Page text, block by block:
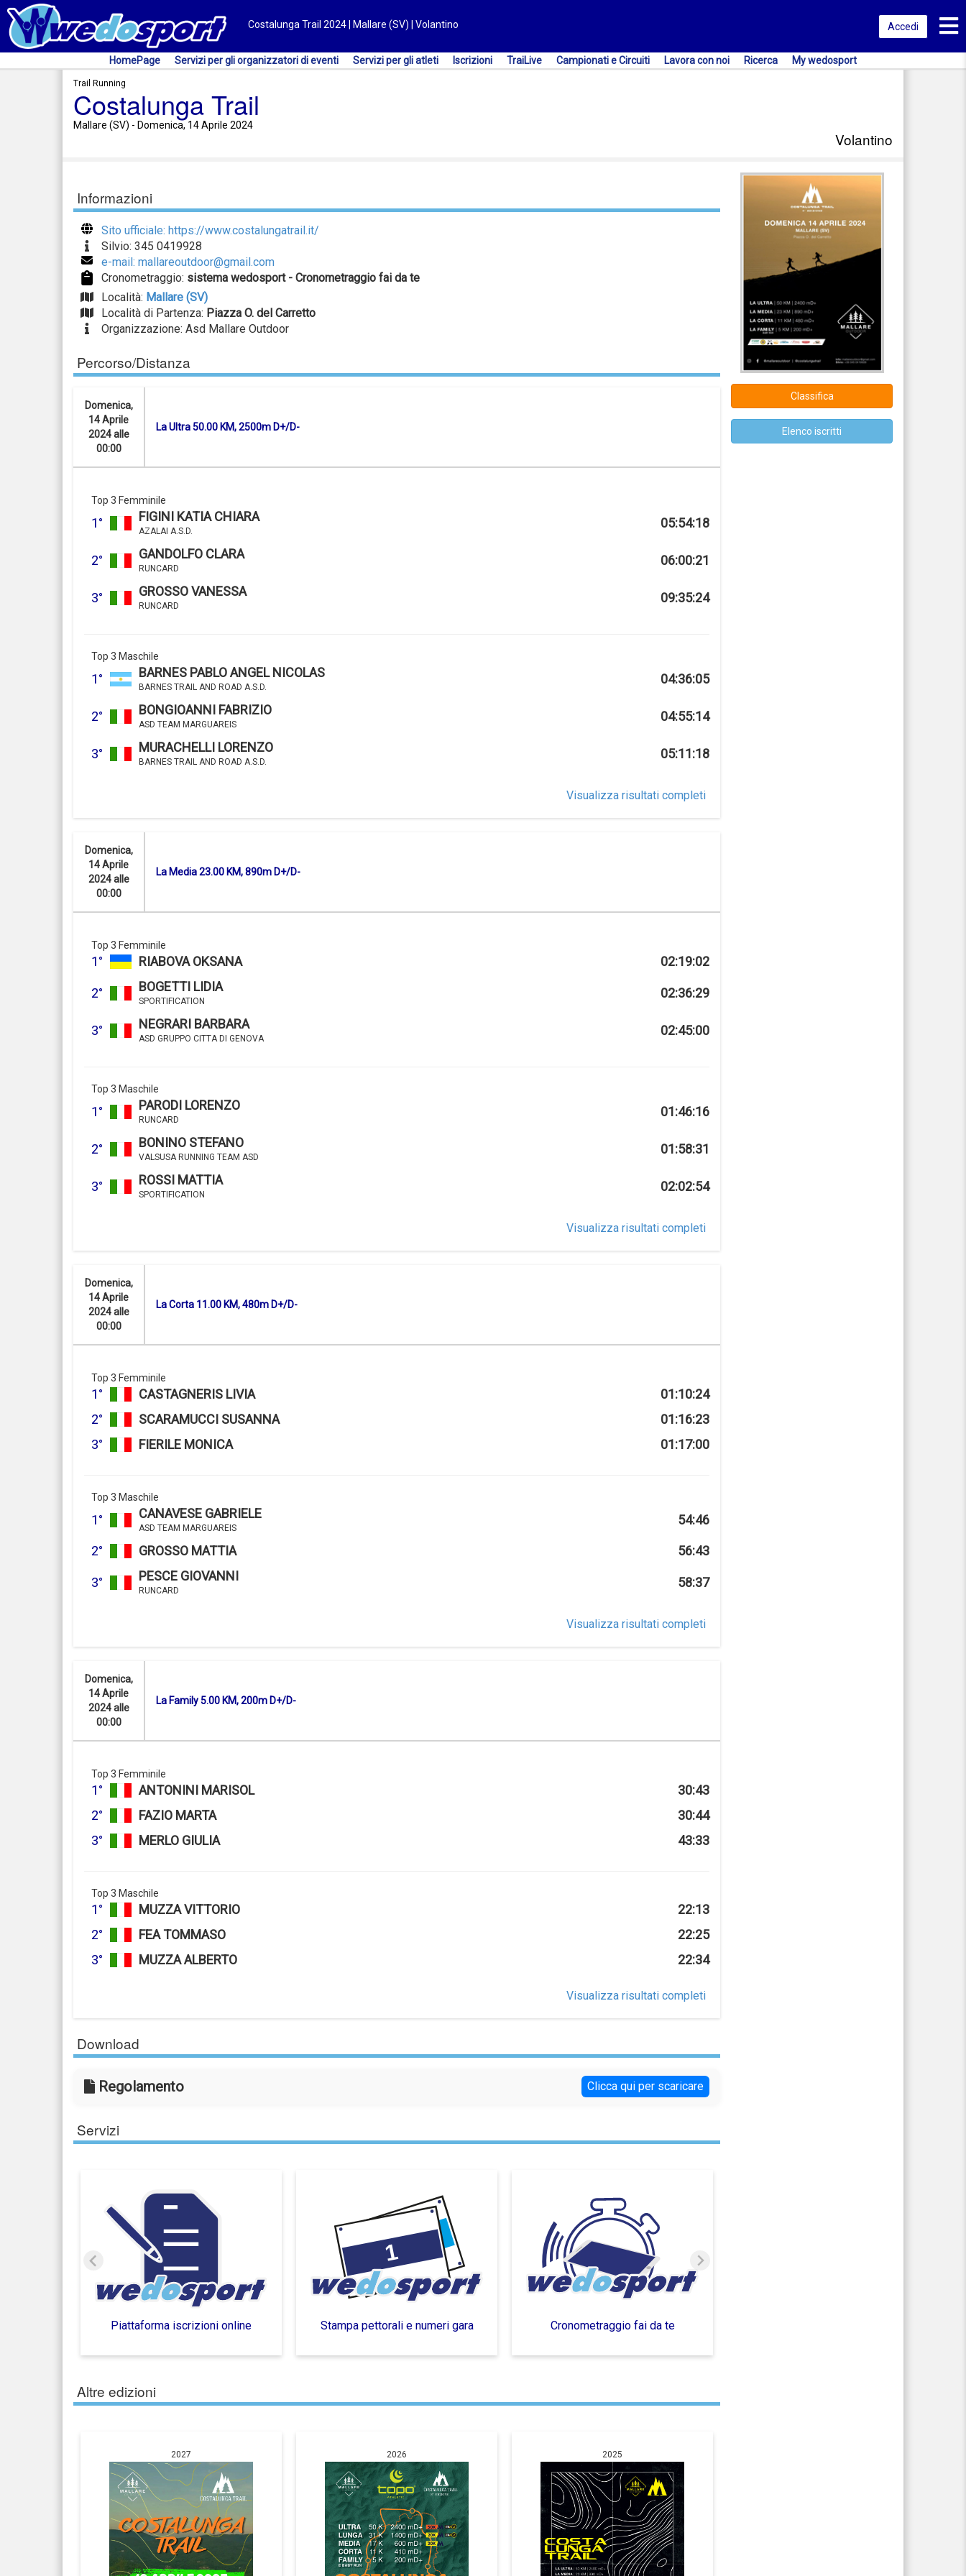
Costalunga Trail 2024 | Mallare (SV) | Volantino Accedi
HomePage Servizi per gli organizzatori di eventi Servizi per gli atleti Iscrizioni TraiLive Campionati e Circuiti Lavora con noi Ricerca My wedosport
Trail Running
Costalunga Trail
Mallare (SV) - Domenica, 14 Aprile 2024
Volantino
Informazioni
Sito ufficiale: https://www.costalungatrail.it/
Silvio: 345 0419928
e-mail: mallareoutdoor@gmail.com
Cronometraggio: sistema wedosport - Cronometraggio fai da te
Località: Mallare (SV)
Località di Partenza: Piazza O. del Carretto
Organizzazione: Asd Mallare Outdoor
Percorso/Distanza
Domenica,
14 Aprile
2024 alle
00:00
La Ultra 50.00 KM, 2500m D+/D-
Top 3 Femminile
1° FIGINI KATIA CHIARA
AZALAI A.S.D.
05:54:18
2° GANDOLFO CLARA
RUNCARD
06:00:21
3° GROSSO VANESSA
RUNCARD
09:35:24
Top 3 Maschile
1° BARNES PABLO ANGEL NICOLAS
BARNES TRAIL AND ROAD A.S.D.
04:36:05
2° BONGIOANNI FABRIZIO
ASD TEAM MARGUAREIS
04:55:14
3° MURACHELLI LORENZO
BARNES TRAIL AND ROAD A.S.D.
05:11:18
Visualizza risultati completi
Domenica,
14 Aprile
2024 alle
00:00
La Media 23.00 KM, 890m D+/D-
Top 3 Femminile
1° RIABOVA OKSANA 02:19:02
2° BOGETTI LIDIA
SPORTIFICATION
02:36:29
3° NEGRARI BARBARA
ASD GRUPPO CITTA DI GENOVA
02:45:00
Top 3 Maschile
1° PARODI LORENZO
RUNCARD
01:46:16
2° BONINO STEFANO
VALSUSA RUNNING TEAM ASD
01:58:31
3° ROSSI MATTIA
SPORTIFICATION
02:02:54
Visualizza risultati completi
Domenica,
14 Aprile
2024 alle
00:00
La Corta 11.00 KM, 480m D+/D-
Top 3 Femminile
1° CASTAGNERIS LIVIA
01:10:24
2°
SCARAMUCCI SUSANNA
01:16:23
3°
FIERILE MONICA 01:17:00
Top 3 Maschile
1° CANAVESE GABRIELE
ASD TEAM MARGUAREIS
54:46
2° GROSSO MATTIA 56:43
3° PESCE GIOVANNI
RUNCARD
58:37
Visualizza risultati completi
Domenica,
14 Aprile
2024 alle
00:00
La Family 5.00 KM, 200m D+/D-
Top 3 Femminile
1° ANTONINI MARISOL
30:43
2°
FAZIO MARTA
30:44
3°
MERLO GIULIA 43:33
Top 3 Maschile
1° MUZZA VITTORIO
22:13
2°
FEA TOMMASO
22:25
3°
MUZZA ALBERTO 22:34
Visualizza risultati completi
Download
Regolamento Clicca qui per scaricare
Servizi
Piattaforma iscrizioni online Stampa pettorali e numeri gara Cronometraggio fai da te
Altre edizioni
2027 2026 2025
Classifica
Elenco iscritti